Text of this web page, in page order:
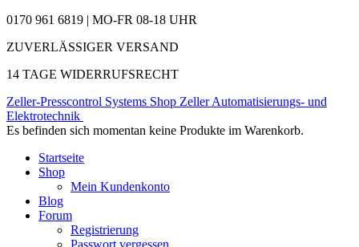
0170 961 6819 | MO-FR 08-18 UHR
ZUVERLÄSSIGER VERSAND
14 TAGE WIDERRUFSRECHT
Zeller-Presscontrol Systems Shop Zeller Automatisierungs- und
Elektrotechnik
Es befinden sich momentan keine Produkte im Warenkorb.
Startseite
Shop
Mein Kundenkonto
Blog
Forum
Registrierung
Passwort vergessen